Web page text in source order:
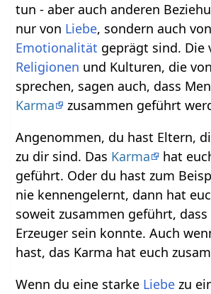
tun - aber auch anderen
nur von Liebe, sondern auch
Emotionalität geprägt sind. Die
Religionen und Kulturen, die von
sprechen, sagen auch, dass
Karma
zusammen geführt
Angenommen, du hast Eltern,
zu dir sind. Das Karma
hat
geführt. Oder du hast zum
nie kennengelernt, dann hat
soweit zusammen geführt,
Erzeuger sein konnte. Auch
hast, das Karma hat euch
Wenn du eine starke Liebe zu